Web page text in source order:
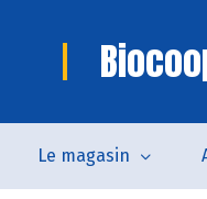
Le magasin